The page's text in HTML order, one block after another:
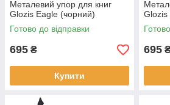
Металевий упор для книг
Glozis Eagle (чорний)
Готово до відправки
695 ₴
Купити
Glozis
695